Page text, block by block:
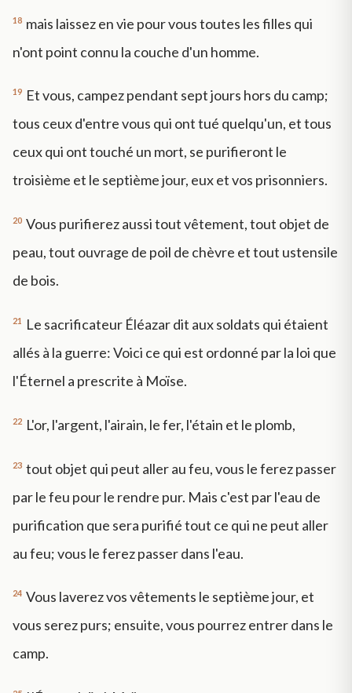
18 mais laissez en vie pour vous toutes les filles qui
n'ont point connu la couche d'un homme.
19 Et vous, campez pendant sept jours hors du camp;
tous ceux d'entre vous qui ont tué quelqu'un, et tous
ceux qui ont touché un mort, se purifieront le
troisième et le septième jour, eux et vos prisonniers.
20 Vous purifierez aussi tout vêtement, tout objet de
peau, tout ouvrage de poil de chèvre et tout ustensile
de bois.
21
Le sacrificateur Éléazar dit aux soldats qui étaient
allés à la guerre: Voici ce qui est ordonné par la loi que
l'Éternel a prescrite à Moïse.
22 L'or, l'argent, l'airain, le fer, l'étain et le plomb,
23 tout objet qui peut aller au feu, vous le ferez passer
par le feu pour le rendre pur. Mais c'est par l'eau de
purification que sera purifié tout ce qui ne peut aller
au feu; vous le ferez passer dans l'eau.
24 Vous laverez vos vêtements le septième jour, et
vous serez purs; ensuite, vous pourrez entrer dans le
camp.